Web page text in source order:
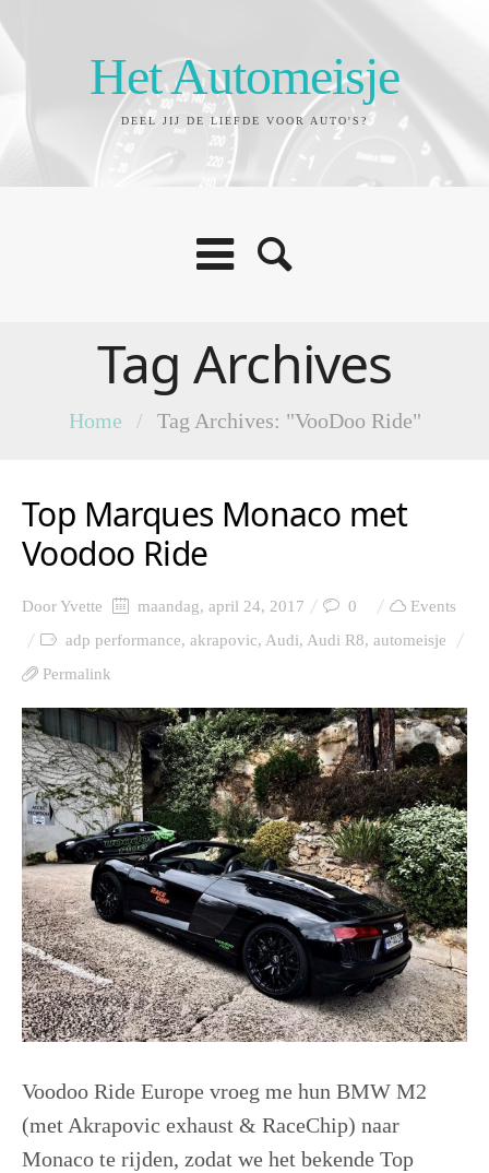
Het Automeisje
DEEL JIJ DE LIEFDE VOOR AUTO'S?
Tag Archives
Home / Tag Archives: "VooDoo Ride"
Top Marques Monaco met
Voodoo Ride
DoorYvette maandag, april 24, 2017 0
Events
adp performance, akrapovic, Audi, Audi R8, automeisje
Permalink
Voodoo Ride Europe vroeg me hun BMW M2
(met Akrapovic exhaust & RaceChip) naar
Monaco te rijden, zodat we het bekende Top